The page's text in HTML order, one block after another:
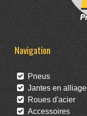
Navigation
Pneus
Jantes en alliage
Roues d'acier
Accessoires